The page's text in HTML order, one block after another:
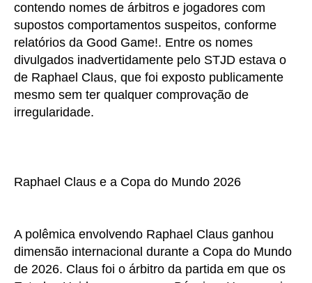
contendo nomes de árbitros e jogadores com
supostos comportamentos suspeitos, conforme
relatórios da Good Game!. Entre os nomes
divulgados inadvertidamente pelo STJD estava o
de Raphael Claus, que foi exposto publicamente
mesmo sem ter qualquer comprovação de
irregularidade.
Raphael Claus e a Copa do Mundo 2026
A polêmica envolvendo Raphael Claus ganhou
dimensão internacional durante a Copa do Mundo
de 2026. Claus foi o árbitro da partida em que os